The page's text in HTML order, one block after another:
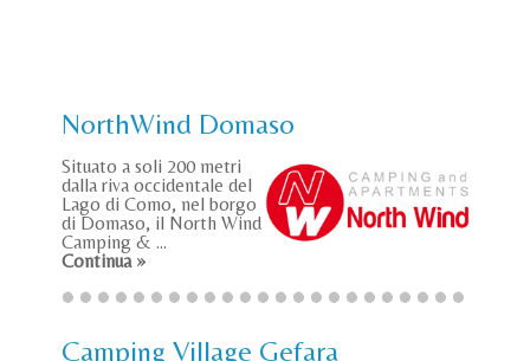
NorthWind Domaso
Situato a soli 200 metri
dalla riva occidentale del
Lago di Como, nel borgo
di Domaso, il North Wind
Camping & ...
Continua »
Camping Village Gefara